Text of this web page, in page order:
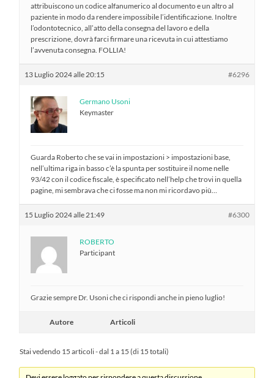
attribuiscono un codice alfanumerico al documento e un altro al
paziente in modo da rendere impossibile l’identificazione. Inoltre
l’odontotecnico, all’atto della consegna del lavoro e della
prescrizione, dovrà farci firmare una ricevuta in cui attestiamo
l’avvenuta consegna. FOLLIA!
13 Luglio 2024 alle 20:15 #6296
Germano Usoni
Keymaster
Guarda Roberto che se vai in impostazioni > impostazioni base,
nell’ultima riga in basso c’è la spunta per sostituire il nome nelle
93/42 con il codice fiscale, è specificato nell’help che trovi in quella
pagine, mi sembrava che ci fosse ma non mi ricordavo più…
15 Luglio 2024 alle 21:49 #6300
ROBERTO
Participant
Grazie sempre Dr. Usoni che ci rispondi anche in pieno luglio!
Autore Articoli
Stai vedendo 15 articoli - dal 1 a 15 (di 15 totali)